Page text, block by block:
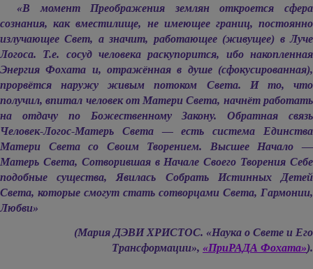
«В момент Преображения землян откроется сфера
сознания, как вместилище, не имеющее границ, постоянно
излучающее Свет, а значит, работающее (живущее) в Луче
Логоса. Т.е. сосуд человека раскупорится, ибо накопленная
Энергия Фохата и, отражённая в душе (сфокусированная),
прорвётся наружу живым потоком Света. И то, что
получил, впитал человек от Матери Света, начнёт работать
на отдачу по Божественному Закону. Обратная связь
Человек-Логос-Матерь Света — есть система Единства
Матери Света со Своим Творением. Высшее Начало —
Матерь Света, Сотворившая в Начале Своего Творения Себе
подобные существа, Явилась Собрать Истинных Детей
Света, которые смогут стать сотворцами Света, Гармонии,
Любви»
(Мария ДЭВИ ХРИСТОС. «Наука о Свете и Его
Трансформации», «ПриРАДА Фохата»).